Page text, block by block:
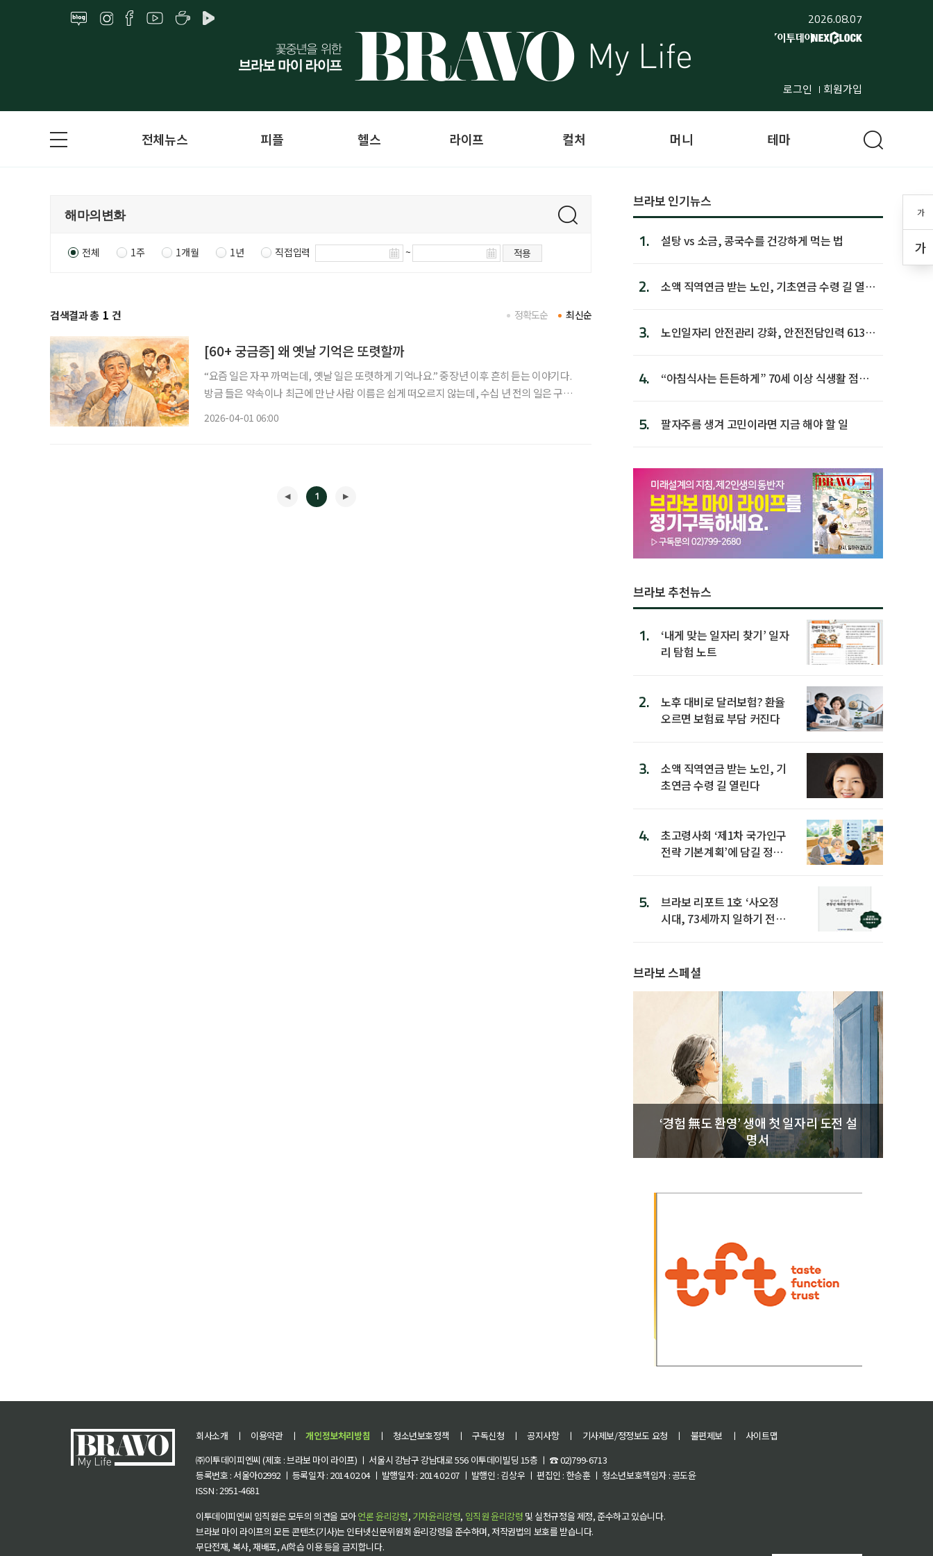
2026.08.07
로그인 회원가입
가
가
전체뉴스 피플 헬스 라이프 컬처 머니 테마
전체 1주 1개월 1년 직접입력 ~ 적용
검색결과 총 1 건 최신순
정확도순
[60+ 궁금증] 왜 옛날 기억은 또렷할까
“요즘 일은 자꾸 까먹는데, 옛날 일은 또렷하게 기억나요.” 중장년 이후 흔히 듣는 이야기다.
방금 들은 약속이나 최근에 만난 사람 이름은 쉽게 떠오르지 않는데, 수십 년 전의 일은 구체
2026-04-01 06:00
1
브라보 인기뉴스
1. 설탕 vs 소금, 콩국수를 건강하게 먹는 법
2.
소액 직역연금 받는 노인, 기초연금 수령 길 열린
3.
노인일자리 안전관리 강화, 안전전담인력 613명
4.
“아침식사는 든든하게” 70세 이상 식생활 점수
5. 팔자주름 생겨 고민이라면 지금 해야 할 일
브라보 추천뉴스
1.
‘내게 맞는 일자리 찾기’ 일자
리 탐험 노트
2.
노후 대비로 달러보험? 환율
오르면 보험료 부담 커진다
3.
소액 직역연금 받는 노인, 기
초연금 수령 길 열린다
4.
초고령사회 ‘제1차 국가인구
전략 기본계획’에 담길 정책
5.
브라보 리포트 1호 ‘사오정
시대, 73세까지 일하기 전략’
브라보 스페셜
‘경험 無도 환영’ 생애 첫 일자리 도전 설
명서
회사소개 ㅣ 이용약관 ㅣ 개인정보처리방침 ㅣ 청소년보호정책 ㅣ 구독신청 ㅣ 공지사항 ㅣ 기사제보/정정보도 요청 ㅣ 불편제보 ㅣ
사이트맵
㈜이투데이피엔씨 (제호 : 브라보 마이 라이프) ㅣ 서울시 강남구 강남대로 556 이투데이빌딩 15층 ㅣ ☎ 02)799-6713
등록번호 : 서울아02992 ㅣ 등록일자 : 2014.02.04 ㅣ 발행일자 : 2014.02.07 ㅣ 발행인 : 김상우 ㅣ 편집인 : 한승훈 ㅣ 청소년보호책임자 : 공도윤
ISSN : 2951-4681
이투데이피엔씨 임직원은 모두의 의견을 모아언론 윤리강령, 기자윤리강령, 임직원 윤리강령 및 실천규정을 제정, 준수하고 있습니다.
브라보 마이 라이프의 모든 콘텐츠(기사)는 인터넷신문위원회 윤리강령을 준수하며, 저작권법의 보호를 받습니다.
무단전재, 복사, 재배포, AI학습 이용 등을 금지합니다.